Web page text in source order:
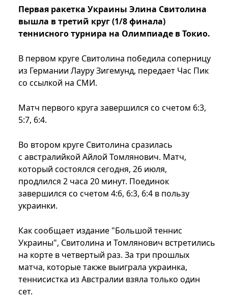
Первая ракетка Украины Элина Свитолина
вышла в третий круг (1/8 финала)
теннисного турнира на Олимпиаде в Токио.
В первом круге Свитолина победила соперницу
из Германии Лауру Зигемунд, передает Час Пик
со ссылкой на СМИ.
Матч первого круга завершился со счетом 6:3,
5:7, 6:4.
Во втором круге Свитолина сразилась
с австралийкой Айлой Томлянович. Матч,
который состоялся сегодня, 26 июля,
продлился 2 часа 20 минут. Поединок
завершился со счетом 4:6, 6:3, 6:4 в пользу
украинки.
Как сообщает издание "Большой теннис
Украины", Свитолина и Томлянович встретились
на корте в четвертый раз. За три прошлых
матча, которые также выиграла украинка,
теннисистка из Австралии взяла только один
сет.